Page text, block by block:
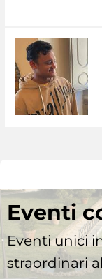
Eventi
Eventi unici
straordinari